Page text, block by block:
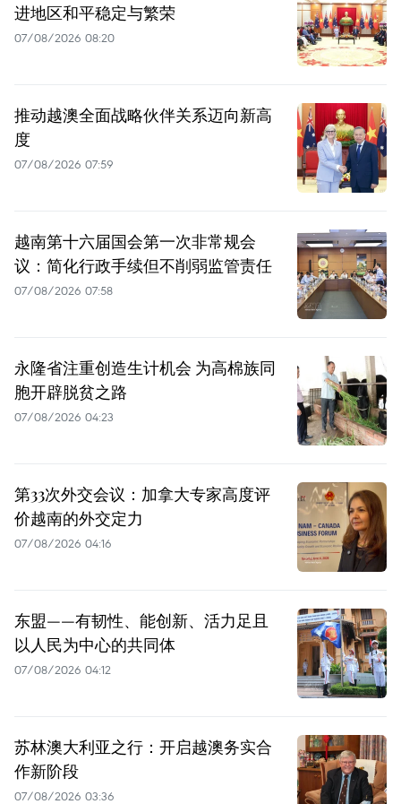
进地区和平稳定与繁荣
07/08/2026 08:20
推动越澳全面战略伙伴关系迈向新高
度
07/08/2026 07:59
越南第十六届国会第一次非常规会
议：简化行政手续但不削弱监管责任
07/08/2026 07:58
永隆省注重创造生计机会 为高棉族同
胞开辟脱贫之路
07/08/2026 04:23
第33次外交会议：加拿大专家高度评
价越南的外交定力
07/08/2026 04:16
东盟——有韧性、能创新、活力足且
以人民为中心的共同体
07/08/2026 04:12
苏林澳大利亚之行：开启越澳务实合
作新阶段
07/08/2026 03:36